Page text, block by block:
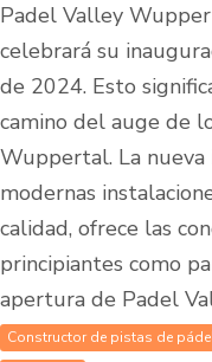
Padel Valley
celebrará su
de 2024. Esto
camino del auge de
Wuppertal. La nueva
modernas
calidad, ofrece las
principiantes como
apertura de Padel
Constructor de pistas de